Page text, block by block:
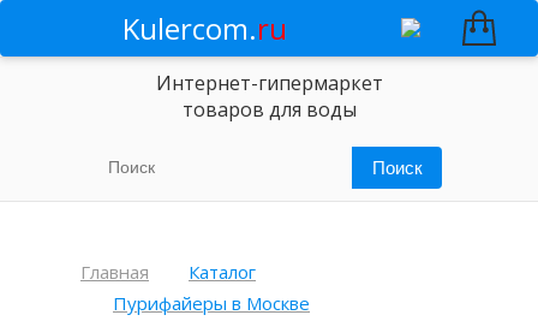
Kulercom.ru
Интернет-гипермаркет
товаров для воды
Главная
Каталог
Пурифайеры в Москве